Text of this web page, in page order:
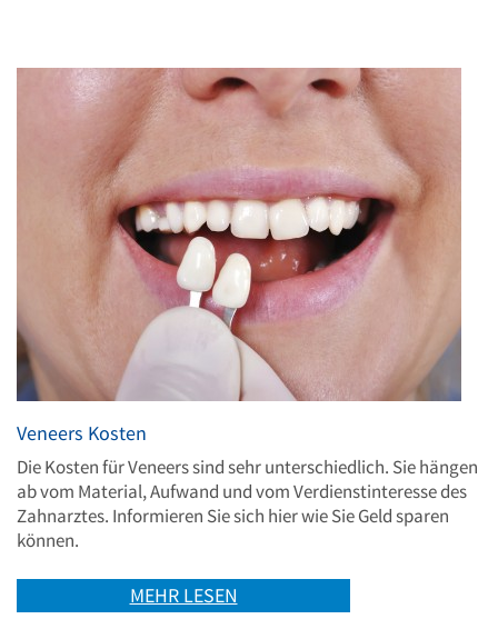
Veneers Kosten
Die Kosten für Veneers sind sehr unterschiedlich. Sie hängen
ab vom Material, Aufwand und vom Verdienstinteresse des
Zahnarztes. Informieren Sie sich hier wie Sie Geld sparen
können.
MEHR LESEN